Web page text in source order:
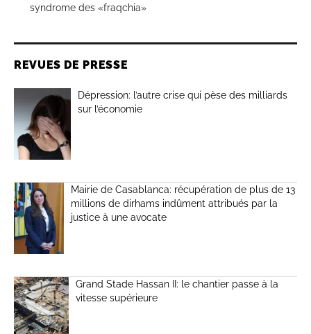
syndrome des «fraqchia»
REVUES DE PRESSE
Dépression: l’autre crise qui pèse des milliards
sur l’économie
Mairie de Casablanca: récupération de plus de 13
millions de dirhams indûment attribués par la
justice à une avocate
Grand Stade Hassan II: le chantier passe à la
vitesse supérieure